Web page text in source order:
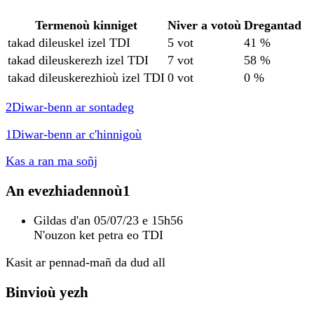
Termenoù kinniget Niver a votoù Dregantad
takad dileuskel izel TDI
5 vot
41 %
takad dileuskerezh izel TDI
7 vot
58 %
takad dileuskerezhioù izel TDI 0 vot 0 %
2Diwar-benn ar sontadeg
1Diwar-benn ar c'hinnigoù
Kas a ran ma soñj
An evezhiadennoù1
Gildas d'an 05/07/23 e 15h56
N'ouzon ket petra eo TDI
Kasit ar pennad-mañ da dud all
Binvioù yezh